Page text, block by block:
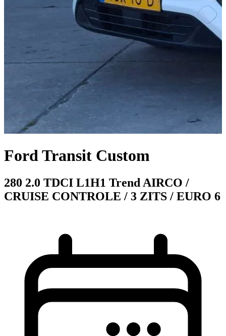
Ford Transit Custom
280 2.0 TDCI L1H1 Trend AIRCO /
CRUISE CONTROLE / 3 ZITS / EURO 6